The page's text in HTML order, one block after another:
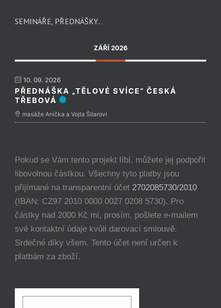
SEMINÁŘE, PŘEDNÁŠKY…
ZÁŘÍ 2026
10. 09. 2026
PŘEDNÁŠKA „TĚLOVÉ SVÍCE“ ČESKÁ
TŘEBOVÁ
masáže Anička a Vojta Šilarovi
Pokud se Vám tento projekt líbí, můžete jej podpořit
libovolnou částkou. Všechny tyto platby jsou
přijímané na transparentní účet 2702085730/2010
(IBAN: CZ97 2010 0000 0027 0208 5730). Pro
částky nad 2000 Kč mi, prosím, pošlete e-mailem
své kontaktní údaje kvůli darovací smlouvě.
Srdečné díky všem. Tento účet není určen k
platbám za zboží.